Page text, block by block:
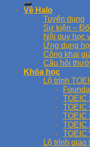
Về Halo
Tuyển dụng
Sự kiện –
Nội quy học
Ứng dụng
Công khai
Câu hỏi
Khóa học
Lộ trình
TOEIC
TOEIC
TOEIC
TOEIC
TOEIC
Lộ trình giao